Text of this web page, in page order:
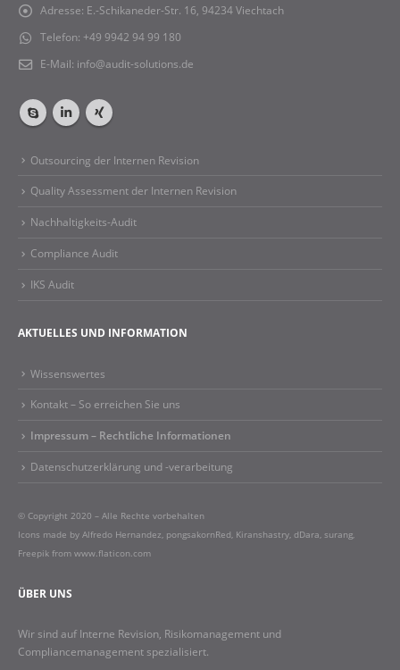
Adresse: E.-Schikaneder-Str. 16, 94234 Viechtach
Telefon: +49 9942 94 99 180
E-Mail: info@audit-solutions.de
Outsourcing der Internen Revision
Quality Assessment der Internen Revision
Nachhaltigkeits-Audit
Compliance Audit
IKS Audit
AKTUELLES UND INFORMATION
Wissenswertes
Kontakt – So erreichen Sie uns
Impressum – Rechtliche Informationen​
Datenschutzerklärung und -verarbeitung
© Copyright 2020 – Alle Rechte vorbehalten
Icons made by Alfredo Hernandez, pongsakornRed, Kiranshastry, dDara, surang,
Freepik from www.flaticon.com
ÜBER UNS
Wir sind auf Interne Revision, Risikomanagement und
Compliancemanagement spezialisiert.